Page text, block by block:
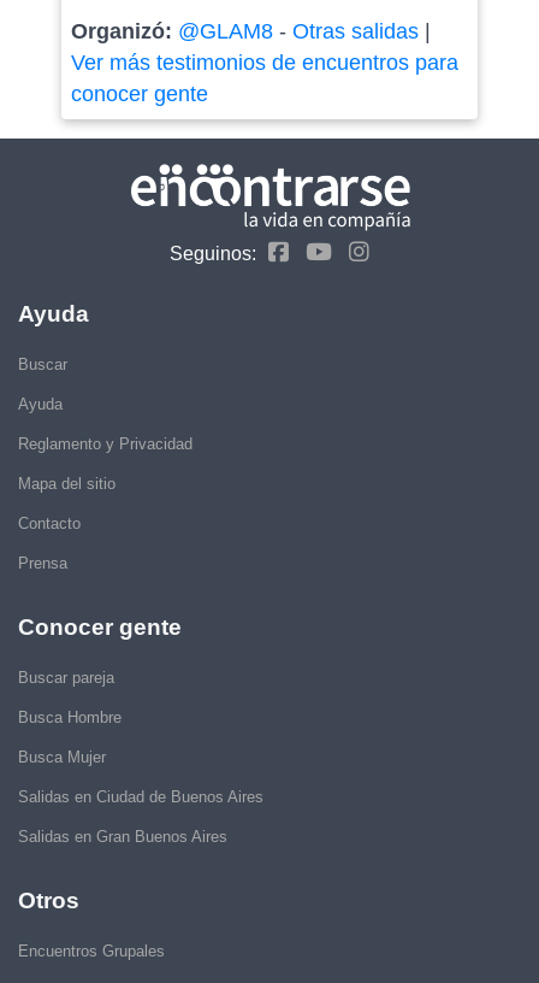
Organizó: @GLAM8- Otras salidas|
Ver más testimonios de encuentros para
conocer gente
Seguinos:
Ayuda
Buscar
Ayuda
Reglamento y Privacidad
Mapa del sitio
Contacto
Prensa
Conocer gente
Buscar pareja
Busca Hombre
Busca Mujer
Salidas en Ciudad de Buenos Aires
Salidas en Gran Buenos Aires
Otros
Encuentros Grupales